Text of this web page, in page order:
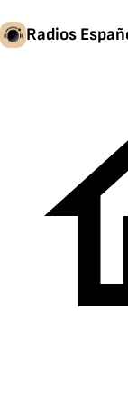
Radios